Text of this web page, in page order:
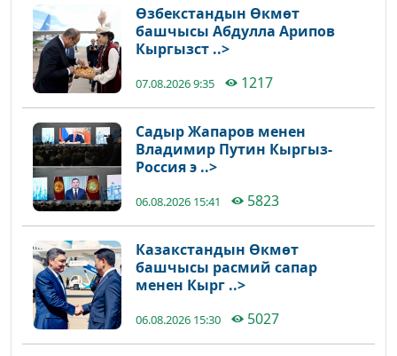
Өзбекстандын Өкмөт
башчысы Абдулла Арипов
Кыргызст ..>
07.08.2026 9:35 1217
Садыр Жапаров менен
Владимир Путин Кыргыз-
Россия э ..>
06.08.2026 15:41 5823
Казакстандын Өкмөт
башчысы расмий сапар
менен Кырг ..>
06.08.2026 15:30 5027